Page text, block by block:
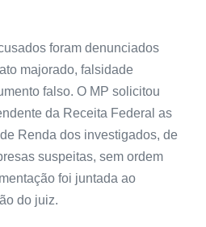
foram denunciados
majorado, falsidade
falso. O MP solicitou
da Receita Federal as
Renda dos investigados, de
suspeitas, sem ordem
foi juntada ao
do juiz.